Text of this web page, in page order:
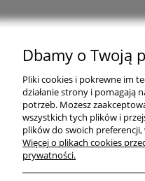
Natural Home Decor | E-
507 707 299
| NIP:
Copyright ©
Dbamy o Twoją
Pliki cookies i pokrewne im
działanie strony i pomagają
potrzeb. Możesz
wszystkich tych plików i
plików do swoich
Więcej o plikach cookies
prywatności.